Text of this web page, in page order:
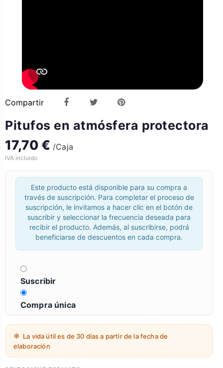
Compartir
Pitufos en atmósfera protectora
17,70 € /Caja
IVA incluido
Este producto está disponible para su compra a
través de suscripción. Para completar el proceso de
suscripción, le invitamos a hacer clic en el botón de
suscribir y seleccionar la frecuencia deseada para
recibir el producto. Además, al suscribirse, podrá
beneficiarse de descuentos en cada compra.
Suscribir
Compra única
La vida útil es de 30 días a partir de la fecha de
elaboración